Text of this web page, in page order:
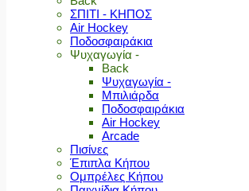
ΣΠΙΤΙ - ΚΗΠΟΣ
Air Hockey
Ποδοσφαιράκια
Ψυχαγωγία -
Back
Ψυχαγωγία -
Μπιλιάρδα
Ποδοσφαιράκια
Air Hockey
Arcade
Πισίνες
Έπιπλα Κήπου
Ομπρέλες Κήπου